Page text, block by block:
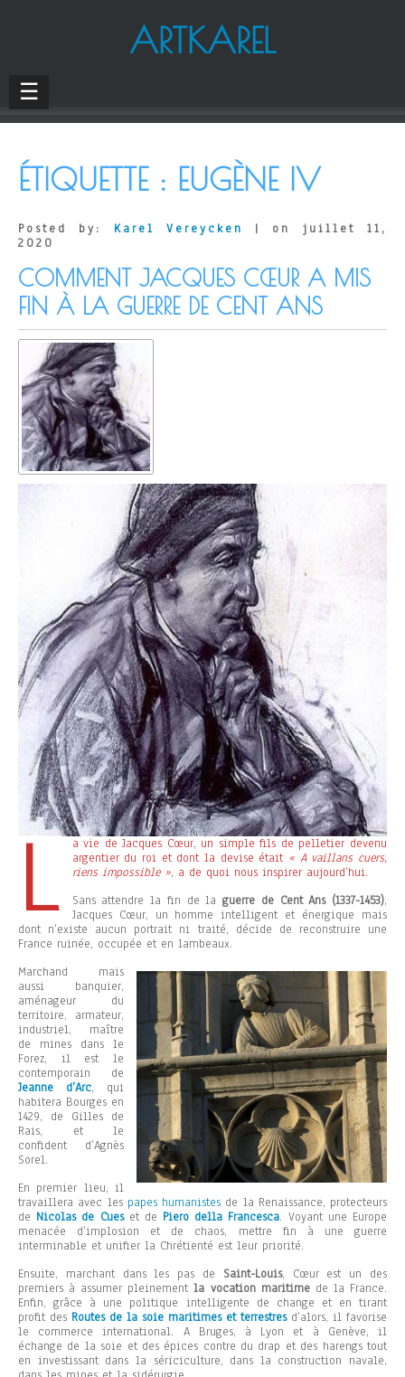
ARTKAREL
☰
ÉTIQUETTE : EUGÈNE IV
Posted by: Karel Vereycken
| on juillet 11,
2020
COMMENT JACQUES CŒUR A MIS
FIN À LA GUERRE DE CENT ANS
L
a vie de Jacques Cœur, un simple fils de pelletier devenu
argentier du roi et dont la devise était « A vaillans cuers,
riens impossible », a de quoi nous inspirer aujourd’hui.
Sans attendre la fin de laguerre de Cent Ans (1337-1453),
Jacques Cœur, un homme intelligent et énergique mais
dont n’existe aucun portrait ni traité, décide de reconstruire une
France ruinée, occupée et en lambeaux.
Marchand mais
aussi banquier,
aménageur du
territoire, armateur,
industriel, maître
de mines dans le
Forez, il est le
contemporain de
Jeanne d’Arc, qui
habitera Bourges en
1429, de Gilles de
Rais, et le
confident d’Agnès
Sorel.
En premier lieu, il
travaillera avec les papes humanistes de la Renaissance, protecteurs
de Nicolas de Cueset de Piero della Francesca. Voyant une Europe
menacée d’implosion et de chaos, mettre fin à une guerre
interminable et unifier la Chrétienté est leur priorité.
Ensuite, marchant dans les pas de Saint-Louis, Cœur est un des
premiers à assumer pleinementla vocation maritimede la France.
Enfin, grâce à une politique intelligente de change et en tirant
profit des Routes de la soie maritimes et terrestresd’alors, il favorise
le commerce international. A Bruges, à Lyon et à Genève, il
échange de la soie et des épices contre du drap et des harengs tout
en investissant dans la sériciculture, dans la construction navale,